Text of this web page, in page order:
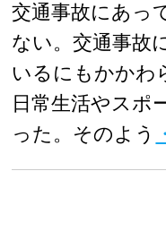
交通事故にあっ
ない。交通事故
いるにもかかわ
日常生活やスポ
った。そのよう